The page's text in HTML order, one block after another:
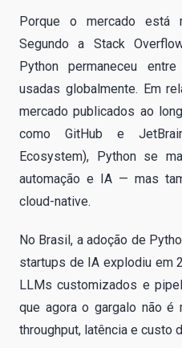
Porque o mercado está
Segundo a Stack
Python permaneceu
usadas globalmente. Em
mercado publicados ao
como GitHub e
Ecosystem), Python se
automação e IA — mas
cloud-native.
No Brasil, a adoção de
startups de IA explodiu em
LLMs customizados e
que agora o gargalo não é
throughput, latência e custo